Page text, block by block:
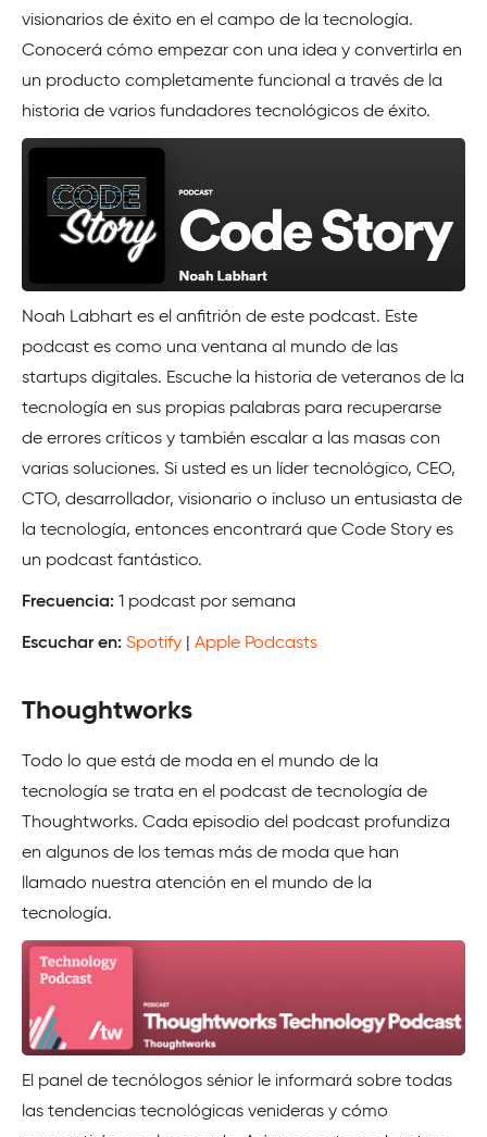
visionarios de éxito en el campo de la tecnología.
Conocerá cómo empezar con una idea y convertirla en
un producto completamente funcional a través de la
historia de varios fundadores tecnológicos de éxito.
Noah Labhart es el anfitrión de este podcast. Este
podcast es como una ventana al mundo de las
startups digitales. Escuche la historia de veteranos de la
tecnología en sus propias palabras para recuperarse
de errores críticos y también escalar a las masas con
varias soluciones. Si usted es un líder tecnológico, CEO,
CTO, desarrollador, visionario o incluso un entusiasta de
la tecnología, entonces encontrará que Code Story es
un podcast fantástico.
Frecuencia: 1 podcast por semana
Escuchar en: Spotify Apple Podcasts
Thoughtworks
Todo lo que está de moda en el mundo de la
tecnología se trata en el podcast de tecnología de
Thoughtworks. Cada episodio del podcast profundiza
en algunos de los temas más de moda que han
llamado nuestra atención en el mundo de la
tecnología.
El panel de tecnólogos sénior le informará sobre todas
las tendencias tecnológicas venideras y cómo